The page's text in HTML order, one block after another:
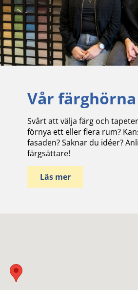
Vår färghörna
Svårt att välja färg och
förnya ett eller flera rum?
fasaden? Saknar du idéer?
färgsättare!
Läs mer